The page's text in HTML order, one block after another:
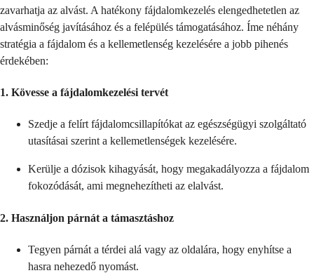
zavarhatja az alvást. A hatékony fájdalomkezelés elengedhetetlen az
alvásminőség javításához és a felépülés támogatásához. Íme néhány
stratégia a fájdalom és a kellemetlenség kezelésére a jobb pihenés
érdekében:
1. Kövesse a fájdalomkezelési tervét
Szedje a felírt fájdalomcsillapítókat az egészségügyi szolgáltató
utasításai szerint a kellemetlenségek kezelésére.
Kerülje a dózisok kihagyását, hogy megakadályozza a fájdalom
fokozódását, ami megnehezítheti az elalvást.
2. Használjon párnát a támasztáshoz
Tegyen párnát a térdei alá vagy az oldalára, hogy enyhítse a
hasra nehezedő nyomást.